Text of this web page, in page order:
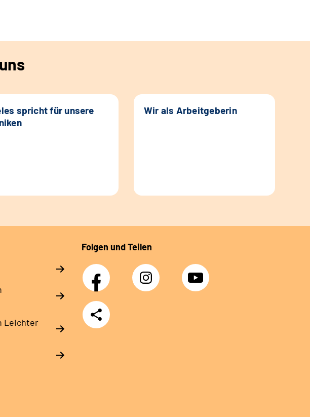
spricht für unsere
Wir als Arbeitgeberin
Leichter
Folgen und Teilen
Facebook Instagram YouTube
Teilen